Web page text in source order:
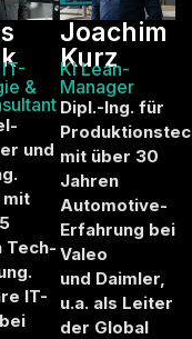
&
und
mit
Tech-
IT-
bei
Joachim
Kurz
KI Lean-
Manager
Dipl.-Ing. für
mit über 30
Jahren
Automotive-
Erfahrung bei
Valeo
und Daimler,
u.a. als Leiter
der Global